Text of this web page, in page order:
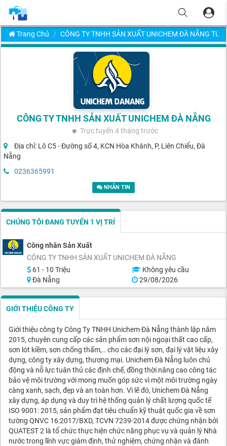
Trang Chủ CÔNG TY TNHH SẢN XUẤT UNICHEM ĐÀ NẴNG
CÔNG TY TNHH SẢN XUẤT UNICHEM ĐÀ NẴNG
Trực tuyến 4 tháng trước
Địa chỉ: Lô C5 - Đường số 4, KCN Hòa Khánh, P, Liên Chiểu, Đà
Nẵng
0236365991
NHẮN TIN
CHÚNG TÔI ĐANG TUYỂN 1 VỊ TRÍ
Công nhân Sản Xuất
CÔNG TY TNHH SẢN XUẤT UNICHEM ĐÀ NẴNG
61 - 10 Triệu
Không yêu cầu
Đà Nẵng
29/08/2026
GIỚI THIỆU CÔNG TY
Giới thiệu công ty Công Ty TNHH Unichem Đà Nẵng thành lập năm
2015, chuyên cung cấp các sản phẩm sơn nội ngoại thất cao cấp,
sơn lót kiềm, sơn chống thấm,.. cho các đại lý sơn, đại lý vật liệu xây
dựng, công ty xây dựng, thương mại. Unichem Đà Nẵng luôn chủ
động và nỗ lực tuân thủ các định chế, đồng thời nâng cao công tác
bảo vệ môi trường với mong muốn góp sức vì một môi trường ngày
càng xanh, sạch, đẹp và an toàn hơn. Vì lẽ đó, Unichem Đà Nẵng
xây dựng, áp dụng và duy trì hệ thống quản lý chất lượng quốc tế
ISO 9001: 2015, sản phẩm đạt tiêu chuẩn kỹ thuật quốc gia về sơn
tường QNVC 16:2017/BXD, TCVN 7239-2014 được chứng nhận bởi
QUATEST 2 là tổ chức thực hiện chức năng phục vụ và quản lý Nhà
nước trong lĩnh vực giám định, thử nghiệm, chứng nhận và đánh